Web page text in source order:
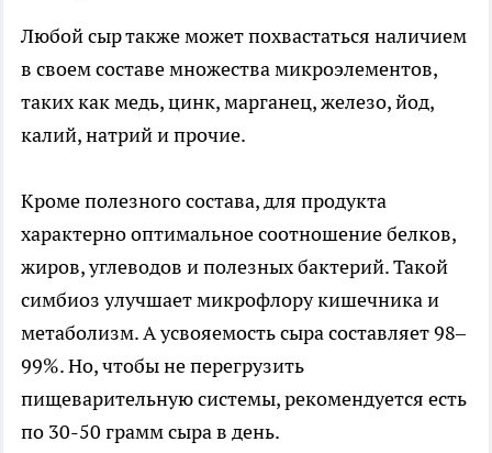
Любой сыр также может похвастаться наличием
в своем составе множества микроэлементов,
таких как медь, цинк, марганец, железо, йод,
калий, натрий и прочие.
Кроме полезного состава, для продукта
характерно оптимальное соотношение белков,
жиров, углеводов и полезных бактерий. Такой
симбиоз улучшает микрофлору кишечника и
метаболизм. А усвояемость сыра составляет 98–
99%. Но, чтобы не перегрузить
пищеварительную системы, рекомендуется есть
по 30-50 грамм сыра в день.